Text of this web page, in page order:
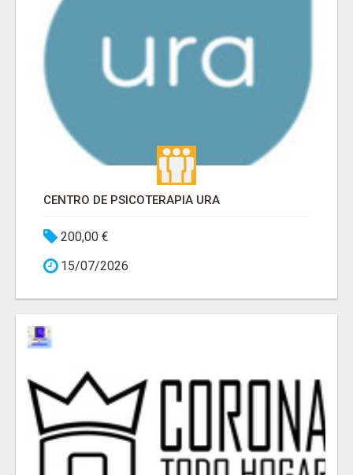
CENTRO DE PSICOTERAPIA URA
200,00 €
15/07/2026